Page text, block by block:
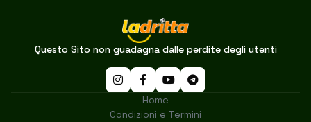
Questo Sito non guadagna dalle perdite degli utenti
Home
Condizioni e Termini